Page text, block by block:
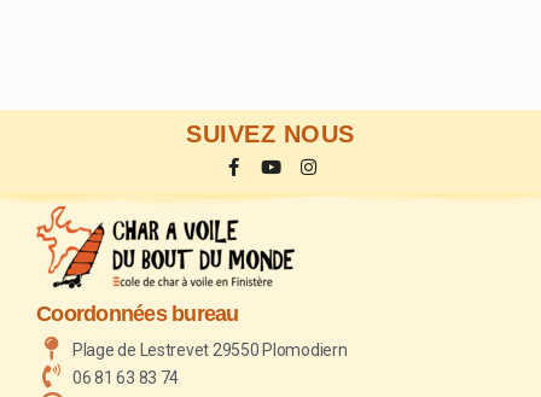
SUIVEZ NOUS
Coordonnées bureau
Plage de Lestrevet 29550 Plomodiern
06 81 63 83 74